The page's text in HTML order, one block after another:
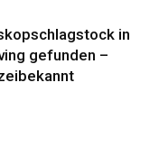
in
gefunden –